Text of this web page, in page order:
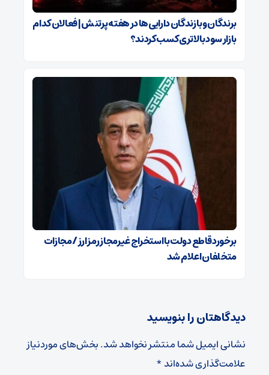
برندگان و بازندگان دارایی‌ها در هفته پرتنش | فعالان کدام
بازار سود بالاتری کسب کردند؟
برخورد قاطع دولت با استخراج غیرمجاز رمز ارز / مجازات
متخلفان اعلام شد
دیدگاهتان را بنویسید
نشانی ایمیل شما منتشر نخواهد شد.بخش‌های موردنیاز
علامت‌گذاری شده‌اند*